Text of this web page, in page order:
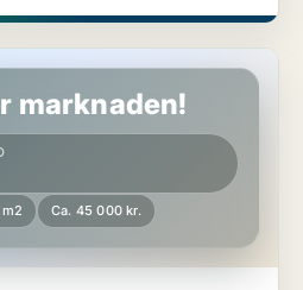
marknaden!
Ca. 45 000 kr.